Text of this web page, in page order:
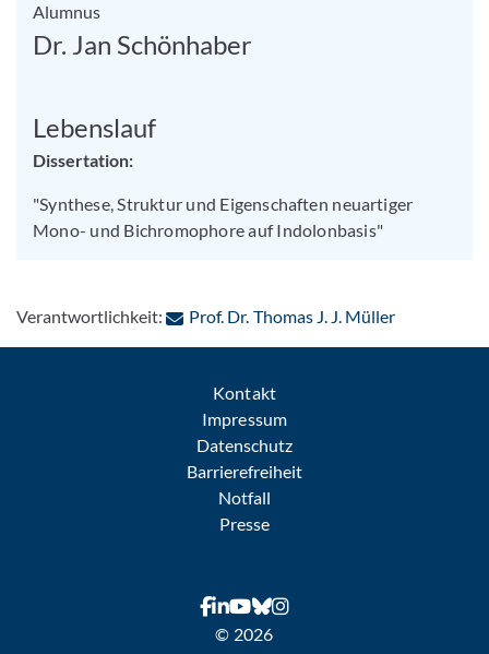
Alumnus
Dr. Jan Schönhaber
Lebenslauf
Dissertation:
"Synthese, Struktur und Eigenschaften neuartiger
Mono- und Bichromophore auf Indolonbasis"
Verantwortlichkeit: Prof. Dr. Thomas J. J. Müller: Per E-Mail
Kontakt
Impressum
Datenschutz
Barrierefreiheit
Notfall
Presse
© 2026